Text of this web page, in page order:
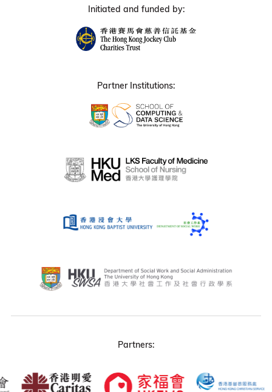
Initiated and funded by:
Partner Institutions:
Partners: